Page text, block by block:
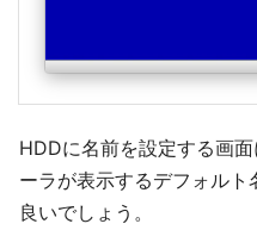
HDDに名前を設定する画
ーラが表示するデフォル
良いでしょう。